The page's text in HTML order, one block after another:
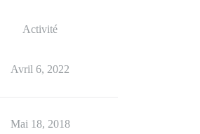
Activité
Avril 6, 2022
Mai 18, 2018